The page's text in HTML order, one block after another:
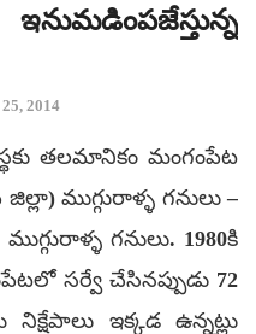
2014
తలమానికం మంగంపేట
ముగ్గురాళ్ళ గనులు –
గనులు. 1980కి
సర్వే చేసినప్పుడు 72
ఇక్కడ ఉన్నట్లు